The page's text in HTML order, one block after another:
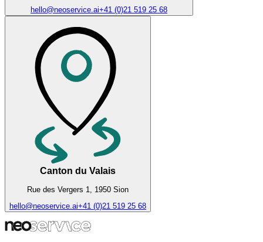
hello@neoservice.ai+41 (0)21 519 25 68
Canton du Valais
Rue des Vergers 1, 1950 Sion
hello@neoservice.ai+41 (0)21 519 25 68